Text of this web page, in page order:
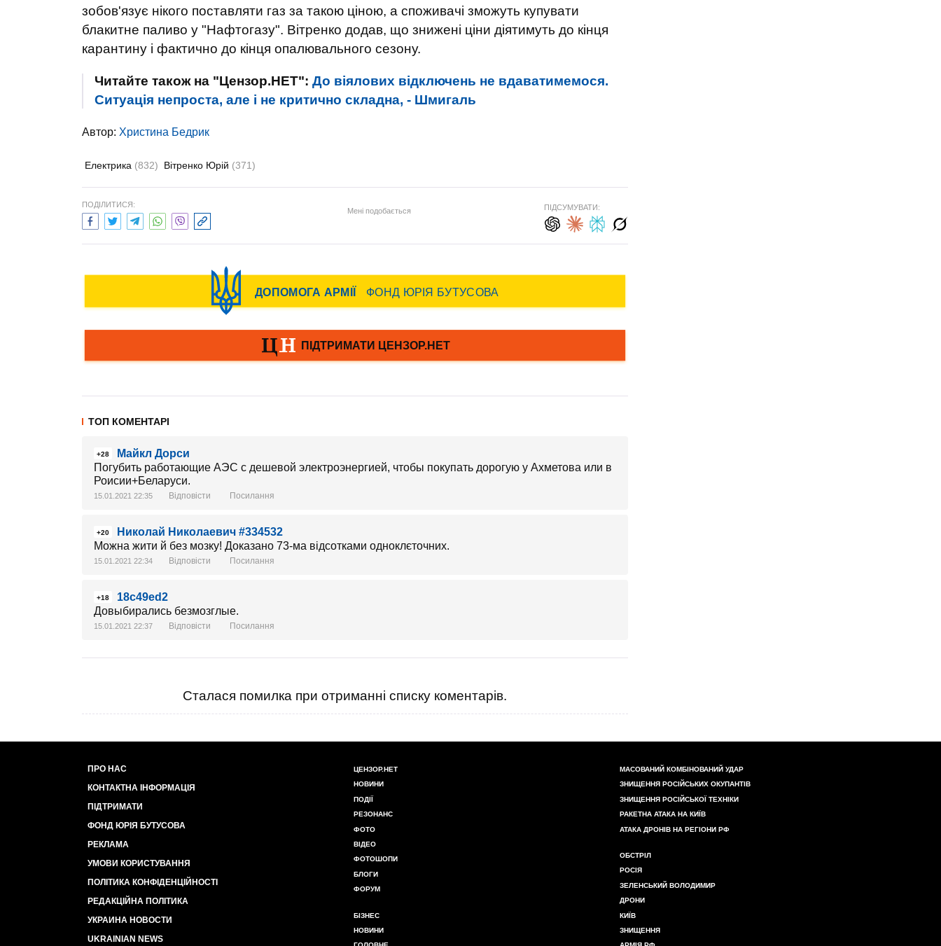
зобов'язує нікого поставляти газ за такою ціною, а споживачі зможуть купувати
блакитне паливо у "Нафтогазу". Вітренко додав, що знижені ціни діятимуть до кінця
карантину і фактично до кінця опалювального сезону.
Читайте також на "Цензор.НЕТ": До віялових відключень не вдаватимемося.
Ситуація непроста, але і не критично складна, - Шмигаль
Автор: Христина Бедрик
Електрика (832) Вітренко Юрій (371)
ПОДІЛИТИСЯ:
Мені подобається ПІДСУМУВАТИ:
ТОП КОМЕНТАРІ
+28
Майкл Дорси
Погубить работающие АЭС с дешевой электроэнергией, чтобы покупать дорогую у Ахметова или в
Роисии+Беларуси.
15.01.2021 22:35 Відповісти Посилання
+20
Николай Николаевич #334532
Можна жити й без мозку! Доказано 73-ма відсотками одноклєточних.
15.01.2021 22:34 Відповісти Посилання
+18
18c49ed2
Довыбирались безмозглые.
15.01.2021 22:37 Відповісти Посилання
Сталася помилка при отриманні списку коментарів.
ПРО НАС
КОНТАКТНА ІНФОРМАЦІЯ
ПІДТРИМАТИ
ФОНД ЮРІЯ БУТУСОВА
РЕКЛАМА
УМОВИ КОРИСТУВАННЯ
ПОЛІТИКА КОНФІДЕНЦІЙНОСТІ
РЕДАКЦІЙНА ПОЛІТИКА
УКРАИНА НОВОСТИ
UKRAINIAN NEWS
ЦЕНЗОР.НЕТ
НОВИНИ
ПОДІЇ
РЕЗОНАНС
ФОТО
ВІДЕО
ФОТОШОПИ
БЛОГИ
ФОРУМ
БІЗНЕС
НОВИНИ
МАСОВАНИЙ КОМБІНОВАНИЙ УДАР
ЗНИЩЕННЯ РОСІЙСЬКИХ ОКУПАНТІВ
ЗНИЩЕННЯ РОСІЙСЬКОЇ ТЕХНІКИ
РАКЕТНА АТАКА НА КИЇВ
АТАКА ДРОНІВ НА РЕГІОНИ РФ
ОБСТРІЛ
РОСІЯ
ЗЕЛЕНСЬКИЙ ВОЛОДИМИР
ДРОНИ
КИЇВ
ЗНИЩЕННЯ